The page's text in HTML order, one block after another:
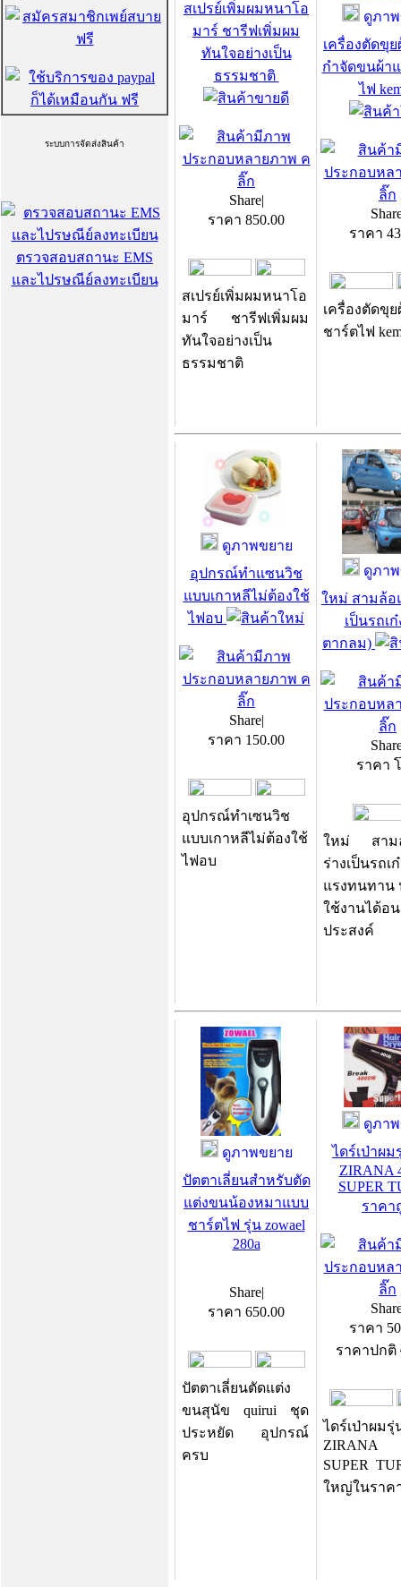
ระบบการจัดส่งสินค้า
ตรวจสอบสถานะ EMS
และไปรษณีย์ลงทะเบียน
สเปรย์เพิ่มผมหนาโอ
มาร์ ชารีฟเพิ่มผม
ทันใจอย่างเป็น
ธรรมชาติ
Share|
ราคา 850.00
สเปรย์เพิ่มผมหนาโอ
มาร์ ชารีฟเพิ่มผม
ทันใจอย่างเป็น
ธรรมชาติ
ดูภา
เครื่องตัดขุย
กำจัดขนผ้า
ไฟ
ราคา
เครื่องตัดขุ
ชาร์ตไฟ
ดูภาพขยาย
อุปกรณ์ทำแซนวิช
แบบเกาหลีไม่ต้องใช้
ไฟอบ
Share|
ราคา 150.00
อุปกรณ์ทำเซนวิช
แบบเกาหลีไม่ต้องใช้
ไฟอบ
ดูภา
ใหม่ สามล้อ
เป็นรถเ
ตากลม)
ราคา
ใหม่ สาม
ร่างเป็นรถ
แรงทนทาน
ใช้งานได้อน
ประสงค์
ดูภาพขยาย
ปัตตาเลี่ยนสำหรับตัด
แต่งขนน้องหมาแบบ
ชาร์ตไฟ รุ่น zowael
280a
Share|
ราคา 650.00
ปัตตาเลี่ยนตัดแต่ง
ขนสุนัข quirui ชุด
ประหยัด อุปกรณ์
ครบ
ดูภา
ไดร์เป่าผ
ZIRANA
SUPER
ราคา
ราคา
ราคาปกติ
ไดร์เป่าผม
ZIRANA
SUPER
ใหญ่ในราค